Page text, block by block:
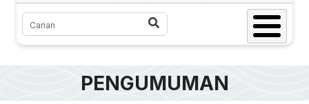
Carian
PENGUMUMAN